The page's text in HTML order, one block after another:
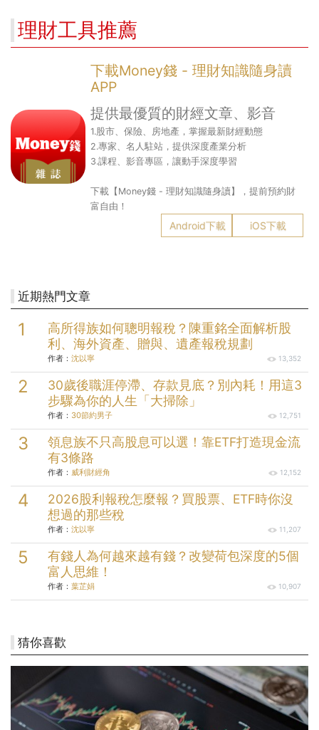
理財工具推薦
下載Money錢 - 理財知識隨身讀
APP
提供最優質的財經文章、影音
1.股市、保險、房地產，掌握最新財經動態
2.專家、名人駐站，提供深度產業分析
3.課程、影音專區，讓動手深度學習
下載【Money錢 - 理財知識隨身讀】，提前預約財
富自由！
Android下載 iOS下載
近期熱門文章
高所得族如何聰明報稅？陳重銘全面解析股
利、海外資產、贈與、遺產報稅規劃
作者： 沈以寧 13,352
30歲後職涯停滯、存款見底？別內耗！用這3
步驟為你的人生「大掃除」
作者： 30節約男子 12,751
領息族不只高股息可以選！靠ETF打造現金流
有3條路
作者： 威利財經角 12,152
2026股利報稅怎麼報？買股票、ETF時你沒
想過的那些稅
作者： 沈以寧 11,207
有錢人為何越來越有錢？改變荷包深度的5個
富人思維！
作者： 葉芷娟 10,907
猜你喜歡